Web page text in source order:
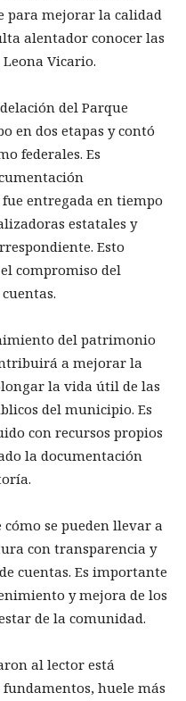
para mejorar la calidad
alentador conocer las
Vicario.
del Parque
en dos etapas y contó
federales. Es
entregada en tiempo
estatales y
Esto
compromiso del
del patrimonio
a mejorar la
la vida útil de las
del municipio. Es
con recursos propios
la documentación
se pueden llevar a
con transparencia y
cuentas. Es importante
y mejora de los
de la comunidad.
al lector está
huele más